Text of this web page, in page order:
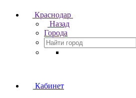
Краснодар
Назад
Города
Кабинет